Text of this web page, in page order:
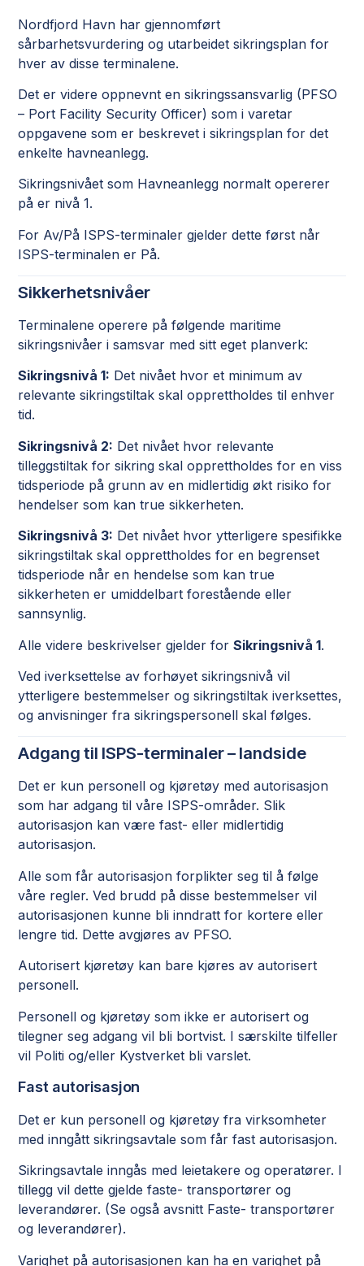
Nordfjord Havn har gjennomført
sårbarhetsvurdering og utarbeidet sikringsplan for
hver av disse terminalene.
Det er videre oppnevnt en sikringssansvarlig (PFSO
– Port Facility Security Officer) som i varetar
oppgavene som er beskrevet i sikringsplan for det
enkelte havneanlegg.
Sikringsnivået som Havneanlegg normalt opererer
på er nivå 1.
For Av/På ISPS-terminaler gjelder dette først når
ISPS-terminalen er På.
Sikkerhetsnivåer
Terminalene operere på følgende maritime
sikringsnivåer i samsvar med sitt eget planverk:
Sikringsnivå 1: Det nivået hvor et minimum av
relevante sikringstiltak skal opprettholdes til enhver
tid.
Sikringsnivå 2: Det nivået hvor relevante
tilleggstiltak for sikring skal opprettholdes for en viss
tidsperiode på grunn av en midlertidig økt risiko for
hendelser som kan true sikkerheten.
Sikringsnivå 3: Det nivået hvor ytterligere spesifikke
sikringstiltak skal opprettholdes for en begrenset
tidsperiode når en hendelse som kan true
sikkerheten er umiddelbart forestående eller
sannsynlig.
Alle videre beskrivelser gjelder forSikringsnivå 1.
Ved iverksettelse av forhøyet sikringsnivå vil
ytterligere bestemmelser og sikringstiltak iverksettes,
og anvisninger fra sikringspersonell skal følges.
Adgang til ISPS-terminaler – landside
Det er kun personell og kjøretøy med autorisasjon
som har adgang til våre ISPS-områder. Slik
autorisasjon kan være fast- eller midlertidig
autorisasjon.
Alle som får autorisasjon forplikter seg til å følge
våre regler. Ved brudd på disse bestemmelser vil
autorisasjonen kunne bli inndratt for kortere eller
lengre tid. Dette avgjøres av PFSO.
Autorisert kjøretøy kan bare kjøres av autorisert
personell.
Personell og kjøretøy som ikke er autorisert og
tilegner seg adgang vil bli bortvist. I særskilte tilfeller
vil Politi og/eller Kystverket bli varslet.
Fast autorisasjon
Det er kun personell og kjøretøy fra virksomheter
med inngått sikringsavtale som får fast autorisasjon.
Sikringsavtale inngås med leietakere og operatører. I
tillegg vil dette gjelde faste- transportører og
leverandører. (Se også avsnitt Faste- transportører
og leverandører).
Varighet på autorisasjonen kan ha en varighet på